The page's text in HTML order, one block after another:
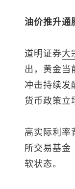
油价推升通
道明证券大
出，黄金当
冲击持续发
货币政策立
高实际利率
所交易基金
软状态。